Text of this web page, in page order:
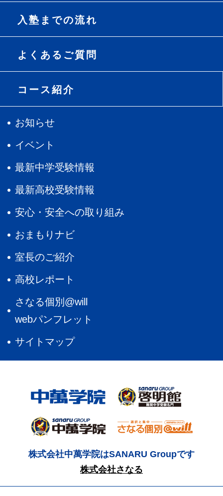
入塾までの流れ
よくあるご質問
コース紹介
お知らせ
イベント
最新中学受験情報
最新高校受験情報
安心・安全への取り組み
おまもりナビ
室長のご紹介
高校レポート
さなる個別@will
webパンフレット
サイトマップ
株式会社中萬学院はSANARU Groupです
株式会社さなる